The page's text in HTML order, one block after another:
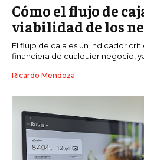
Cómo el flujo de
viabilidad de los
El flujo de caja es un indicador
financiera de cualquier negocio,
Ricardo Mendoza